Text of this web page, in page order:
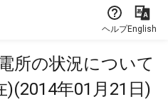
ヘルプEnglish
所の状況について
)(2014年01月21日)